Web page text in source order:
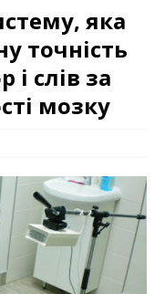
яка
точність
слів за
мозку